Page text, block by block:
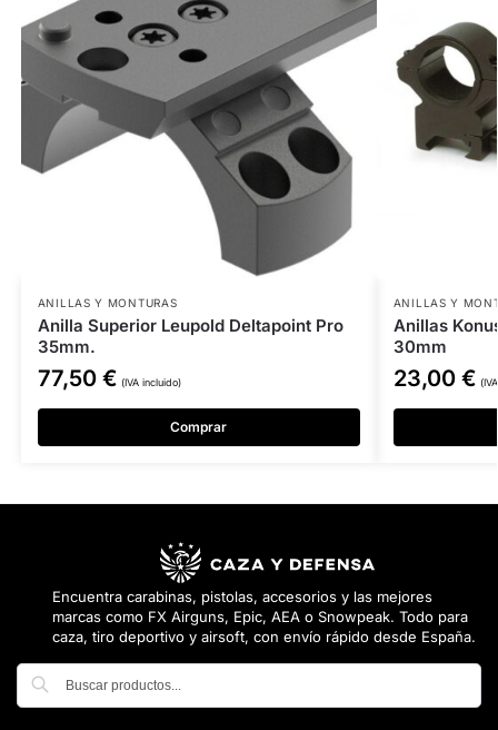
ANILLAS Y MONTURAS
Anilla Superior Leupold Deltapoint Pro
35mm.
77,50 € (IVA incluido)
Comprar
ANILLAS Y
Anillas
30mm
23,00 €
Encuentra carabinas, pistolas, accesorios y las mejores
marcas como FX Airguns, Epic, AEA o Snowpeak. Todo para
caza, tiro deportivo y airsoft, con envío rápido desde España.